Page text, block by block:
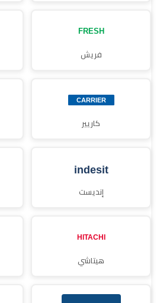
فريش
كاريير
إنديست
هيتاشي